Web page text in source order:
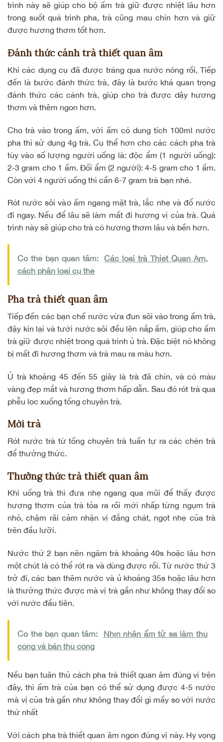
trình này sẽ giúp cho bộ ấm trà giữ được nhiệt lâu hơn
trong suốt quá trình pha, trà cũng mau chín hơn và giữ
được hương thơm tốt hơn.
Đánh thức cánh trà thiết quan âm
Khi các dụng cụ đã được tráng qua nước nóng rồi, Tiếp
đến là bước đánh thức trà, đây là bước khá quan trọng
đánh thức các cánh trà, giúp cho trà được dậy hương
thơm và thêm ngon hơn.
Cho trà vào trong ấm, với ấm có dung tích 100ml nước
pha thì sử dụng 4g trà. Cụ thể hơn cho các cách pha trà
tùy vào số lượng người uống là: độc ẩm (1 người uống):
2-3 gram cho 1 ấm. Đối ẩm (2 người): 4-5 gram cho 1 ấm.
Còn với 4 người uống thì cần 6-7 gram trà bạn nhé.
Rót nước sôi vào ấm ngang mặt trà, lắc nhẹ và đổ nước
đi ngay. Nếu để lâu sẽ làm mất đi hương vị của trà. Quá
trình này sẽ giúp cho trà có hương thơm lâu và bền hơn.
Có thể bạn quan tâm:
Các loại trà Thiết Quan Âm,
cách phân loại cụ thể
Pha trà thiết quan âm
Tiếp đến các bạn chế nước vừa đun sôi vào trong ấm trà,
đậy kín lại và tưới nước sôi đều lên nắp ấm, giúp cho ấm
trà giữ được nhiệt trong quá trình ủ trà. Đặc biệt nó không
bị mất đi hương thơm và trà mau ra màu hơn.
Ủ trà khoảng 45 đến 55 giây là trà đã chín, và có màu
vàng đẹp mắt và hương thơm hấp dẫn. Sau đó rót trà qua
phễu lọc xuống tống chuyên trà.
Mời trà
Rót nước trà từ tống chuyên trà tuần tự ra các chén trà
để thưởng thức.
Thưởng thức trà thiết quan âm
Khi uống trà thì đưa nhẹ ngang qua mũi để thấy được
hương thơm của trà tỏa ra rồi mới nhấp từng ngụm trà
nhỏ, chậm rãi cảm nhận vị đắng chát, ngọt nhẹ của trà
trên đầu lưỡi.
Nước thứ 2 bạn nên ngâm trà khoảng 40s hoặc lâu hơn
một chút là có thể rót ra và dùng được rồi. Từ nước thứ 3
trở đi, các bạn thêm nước và ủ khoảng 35s hoặc lâu hơn
là thưởng thức được mà vị trà gần như không thay đổi so
với nước đầu tiên.
Có thể bạn quan tâm:
Nhìn nhận ấm tử sa làm thủ
công và bán thủ công
Nếu bạn tuân thủ cách pha trà thiết quan âm đúng vị trên
đây, thì ấm trà của bạn có thể sử dụng được 4-5 nước
mà vị của trà gần như không thay đổi gì mấy so với nước
thứ nhất
Với cách pha trà thiết quan âm ngon đúng vị này. Hy vọng